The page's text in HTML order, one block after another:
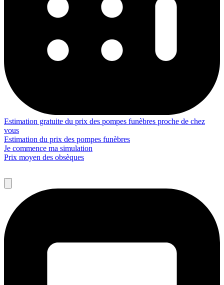
Estimation gratuite du prix des pompes funèbres proche de chez
vous
Estimation du prix des pompes funèbres
Je commence ma simulation
Prix moyen des obsèques